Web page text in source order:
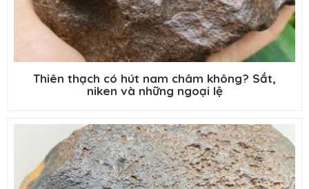
Thiên thạch có hút nam châm không? Sắt,
niken và những ngoại lệ